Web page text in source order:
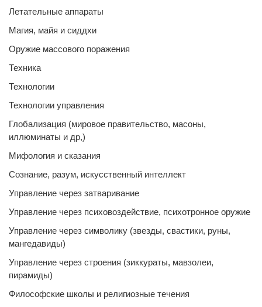
Летательные аппараты
Магия, майя и сиддхи
Оружие массового поражения
Техника
Технологии
Технологии управления
Глобализация (мировое правительство, масоны,
иллюминаты и др,)
Мифология и сказания
Сознание, разум, искусственный интеллект
Управление через затваривание
Управление через психовоздействие, психотронное оружие
Управление через символику (звезды, свастики, руны,
мангедавиды)
Управление через строения (зиккураты, мавзолеи,
пирамиды)
Философские школы и религиозные течения